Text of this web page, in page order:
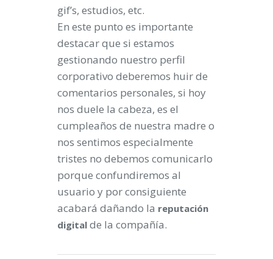
gif’s, estudios, etc.
En este punto es importante
destacar que si estamos
gestionando nuestro perfil
corporativo deberemos huir de
comentarios personales, si hoy
nos duele la cabeza, es el
cumpleaños de nuestra madre o
nos sentimos especialmente
tristes no debemos comunicarlo
porque confundiremos al
usuario y por consiguiente
acabará dañando la reputación
digital de la compañía.